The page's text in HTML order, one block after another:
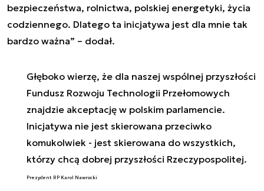
bezpieczeństwa, rolnictwa, polskiej energetyki, życia
codziennego. Dlatego ta inicjatywa jest dla mnie tak
bardzo ważna” – dodał.
Głęboko wierzę, że dla naszej wspólnej przyszłości
Fundusz Rozwoju Technologii Przełomowych
znajdzie akceptację w polskim parlamencie.
Inicjatywa nie jest skierowana przeciwko
komukolwiek - jest skierowana do wszystkich,
którzy chcą dobrej przyszłości Rzeczypospolitej.
Prezydent RP Karol Nawrocki